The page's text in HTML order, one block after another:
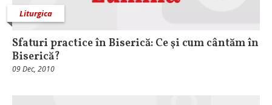
Liturgica
Sfaturi practice în Biserică: Ce şi cum cântăm în
Biserică?
09 Dec, 2010